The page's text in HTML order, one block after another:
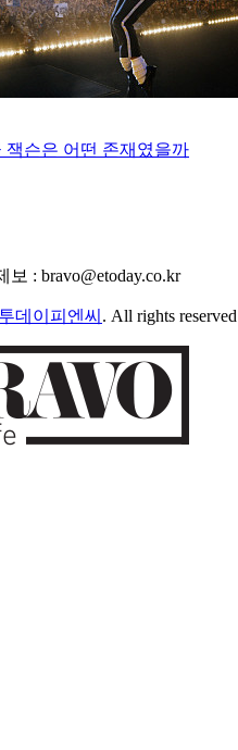
잭슨은 어떤 존재였을까
: bravo@etoday.co.kr
데이피엔씨 . All rights reserved